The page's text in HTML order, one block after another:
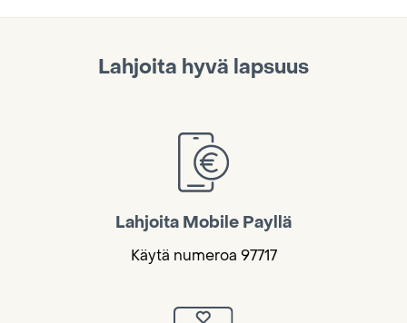
Lahjoita hyvä lapsuus
Lahjoita Mobile Payllä
Käytä numeroa 97717